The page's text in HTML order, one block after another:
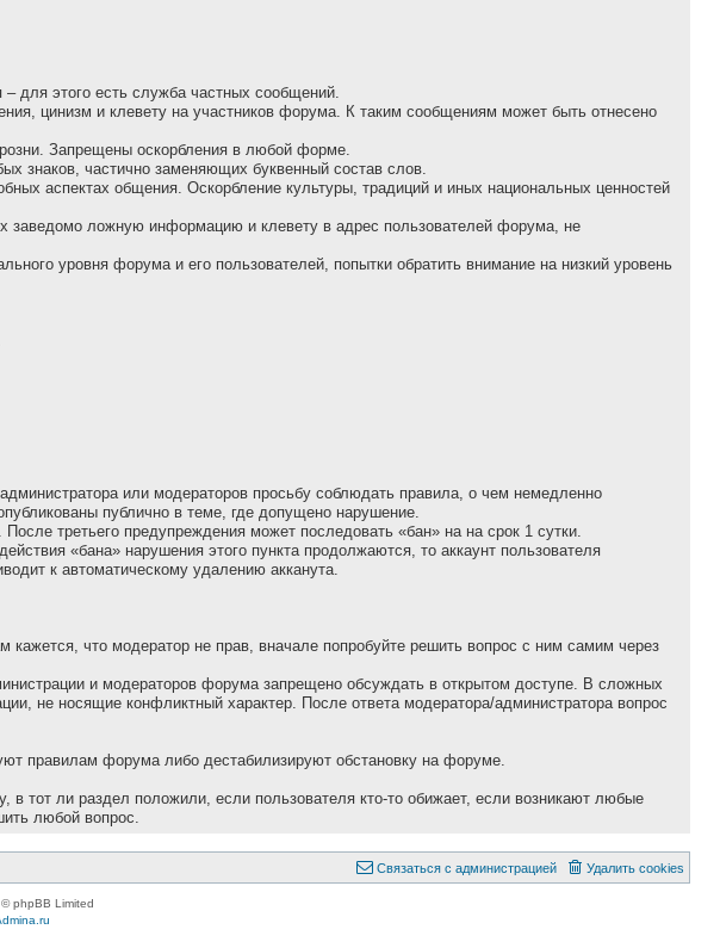
для этого есть служба частных сообщений.
цинизм и клевету на участников форума. К таким сообщениям может быть отнесено
Запрещены оскорбления в любой форме.
знаков, частично заменяющих буквенный состав слов.
аспектах общения. Оскорбление культуры, традиций и иных национальных ценностей
заведомо ложнyю инфоpмацию и клеветy в адрес пользователей форума, не
уровня форума и его пользователей, попытки обратить внимание на низкий уровень
или модераторов просьбу соблюдать правила, о чем немедленно
публично в теме, где допущено нарушение.
третьего предупреждения может последовать «бан» на на сpок 1 сутки.
«бана» нарушения этого пункта продолжаются, то аккаунт пользователя
к автоматическому удалению акканута.
что модеpатоp не пpав, вначале попpобуйте pешить вопpос с ним самим через
и модераторов форума запрещено обсуждать в открытом доступе. В сложных
не носящие конфликтный характер. После ответа модератора/администратора вопрос
правилам форума либо дестабилизируют обстановку на форуме.
тот ли раздел положили, если пользователя кто-то обижает, если возникают любые
любой вопрос.
Удалить cookies
Связаться с администрацией
phpBB Limited